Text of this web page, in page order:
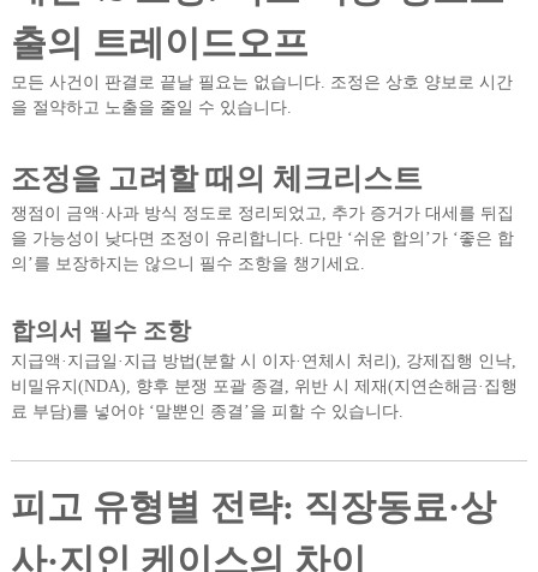
출의 트레이드오프
모든 사건이 판결로 끝날 필요는 없습니다. 조정은 상호 양보로 시간
을 절약하고 노출을 줄일 수 있습니다.
조정을 고려할 때의 체크리스트
쟁점이 금액·사과 방식 정도로 정리되었고, 추가 증거가 대세를 뒤집
을 가능성이 낮다면 조정이 유리합니다. 다만 ‘쉬운 합의’가 ‘좋은 합
의’를 보장하지는 않으니 필수 조항을 챙기세요.
합의서 필수 조항
지급액·지급일·지급 방법(분할 시 이자·연체시 처리), 강제집행 인낙,
비밀유지(NDA), 향후 분쟁 포괄 종결, 위반 시 제재(지연손해금·집행
료 부담)를 넣어야 ‘말뿐인 종결’을 피할 수 있습니다.
피고 유형별 전략: 직장동료·상
사·지인 케이스의 차이